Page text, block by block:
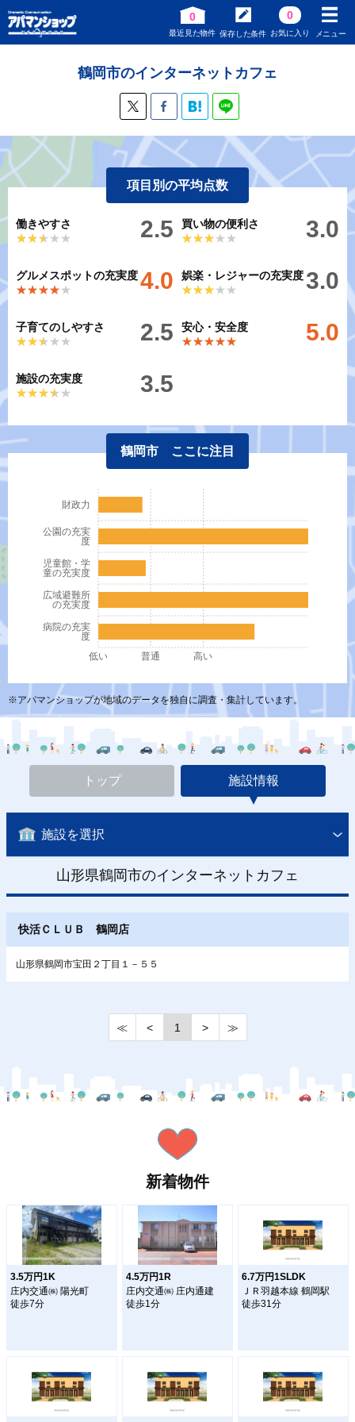
0
最近見た物件 保存した条件
0
お気に入り メニュー
鶴岡市のインターネットカフェ
項目別の平均点数
働きやすさ
★★★★★
★★★★★ 2.5
買い物の便利さ
★★★★★
★★★★★ 3.0
グルメスポットの充実度
★★★★★
★★★★★ 4.0
娯楽・レジャーの充実度
★★★★★
★★★★★ 3.0
子育てのしやすさ
★★★★★
★★★★★ 2.5
安心・安全度
★★★★★
★★★★★ 5.0
施設の充実度
★★★★★
★★★★★ 3.5
鶴岡市 ここに注目
病院の充実
度
広域避難所
の充実度
児童館・学
童の充実度
公園の充実
度
財政力
低い 普通 高い
※アパマンショップが地域のデータを独自に調査・集計しています。
トップ 施設情報
施設を選択
山形県鶴岡市のインターネットカフェ
快活ＣＬＵＢ 鶴岡店
山形県鶴岡市宝田２丁目１－５５
≪ < 1 > ≫
新着物件
3.5万円1K
庄内交通㈱ 陽光町
徒歩7分
4.5万円1R
庄内交通㈱ 庄内通建
徒歩1分
6.7万円1SLDK
ＪＲ羽越本線 鶴岡駅
徒歩31分